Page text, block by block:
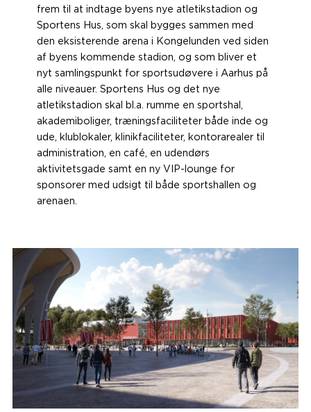
frem til at indtage byens nye atletikstadion og
Sportens Hus, som skal bygges sammen med
den eksisterende arena i Kongelunden ved siden
af byens kommende stadion, og som bliver et
nyt samlingspunkt for sportsudøvere i Aarhus på
alle niveauer. Sportens Hus og det nye
atletikstadion skal bl.a. rumme en sportshal,
akademiboliger, træningsfaciliteter både inde og
ude, klublokaler, klinikfaciliteter, kontorarealer til
administration, en café, en udendørs
aktivitetsgade samt en ny VIP-lounge for
sponsorer med udsigt til både sportshallen og
arenaen.